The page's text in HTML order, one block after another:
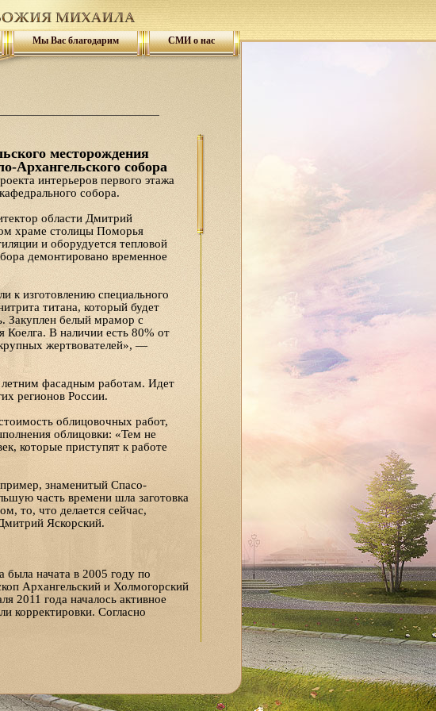
Мы Вас благодарим СМИ о нас
месторождения
Архангельского собора
интерьеров первого этажа
собора.
области Дмитрий
храме столицы Поморья
и оборудуется тепловой
демонтировано временное
к изготовлению специального
титана, который будет
Закуплен белый мрамор с
Коелга. В наличии есть 80% от
жертвователей», —
фасадным работам. Идет
регионов России.
облицовочных работ,
облицовки: «Тем не
которые приступят к работе
знаменитый Спасо-
часть времени шла заготовка
то, что делается сейчас,
Яскорский.
была начата в 2005 году по
Архангельский и Холмогорский
2011 года началось активное
корректировки. Согласно
предоставит новые
будут действовать воскресная
комната матери и ребенка,